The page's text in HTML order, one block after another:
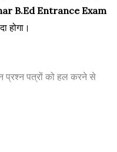
B.Ed Entrance Exam
होगा।
प्रश्न पत्रों को हल करने से